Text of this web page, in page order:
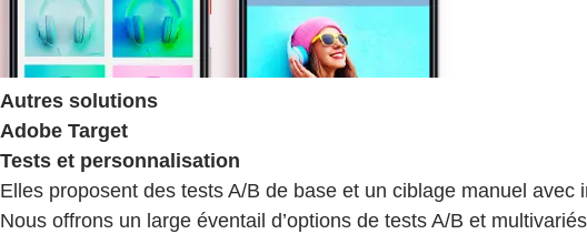
Autres solutions
Adobe Target
Tests et personnalisation
Elles proposent des tests A/B de base et un ciblage manuel avec
Nous offrons un large éventail d’options de tests A/B et